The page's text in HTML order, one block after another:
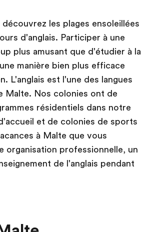
les plages ensoleillées
d'anglais. Participer à une
plus amusant que d'étudier à la
manière bien plus efficace
L'anglais est l'une des langues
Malte. Nos colonies ont de
résidentiels dans notre
et de colonies de sports
à Malte que vous
organisation professionnelle, un
de l'anglais pendant